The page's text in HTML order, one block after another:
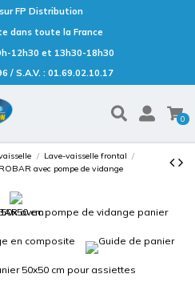
FP Distribution
dans toute la France
12h30 et 13h30-18h30
/ S.A.V. : 01.69.02.10.17
0
Lave-vaisselle frontal
avec pompe de vidange